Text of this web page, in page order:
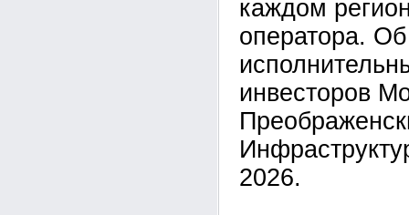
каждом
оператора.
инвесторов
2026.